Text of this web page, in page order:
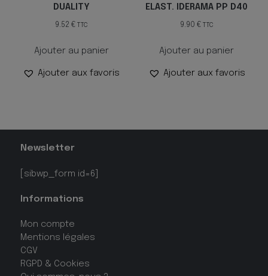
DUALITY
9.52 € TTC
Ajouter au panier
Ajouter aux favoris
ELAST. IDERAMA PP D40
9.90 € TTC
Ajouter au panier
Ajouter aux favoris
Newsletter
[sibwp_form id=6]
Informations
Mon compte
Mentions légales
CGV
RGPD & Cookies